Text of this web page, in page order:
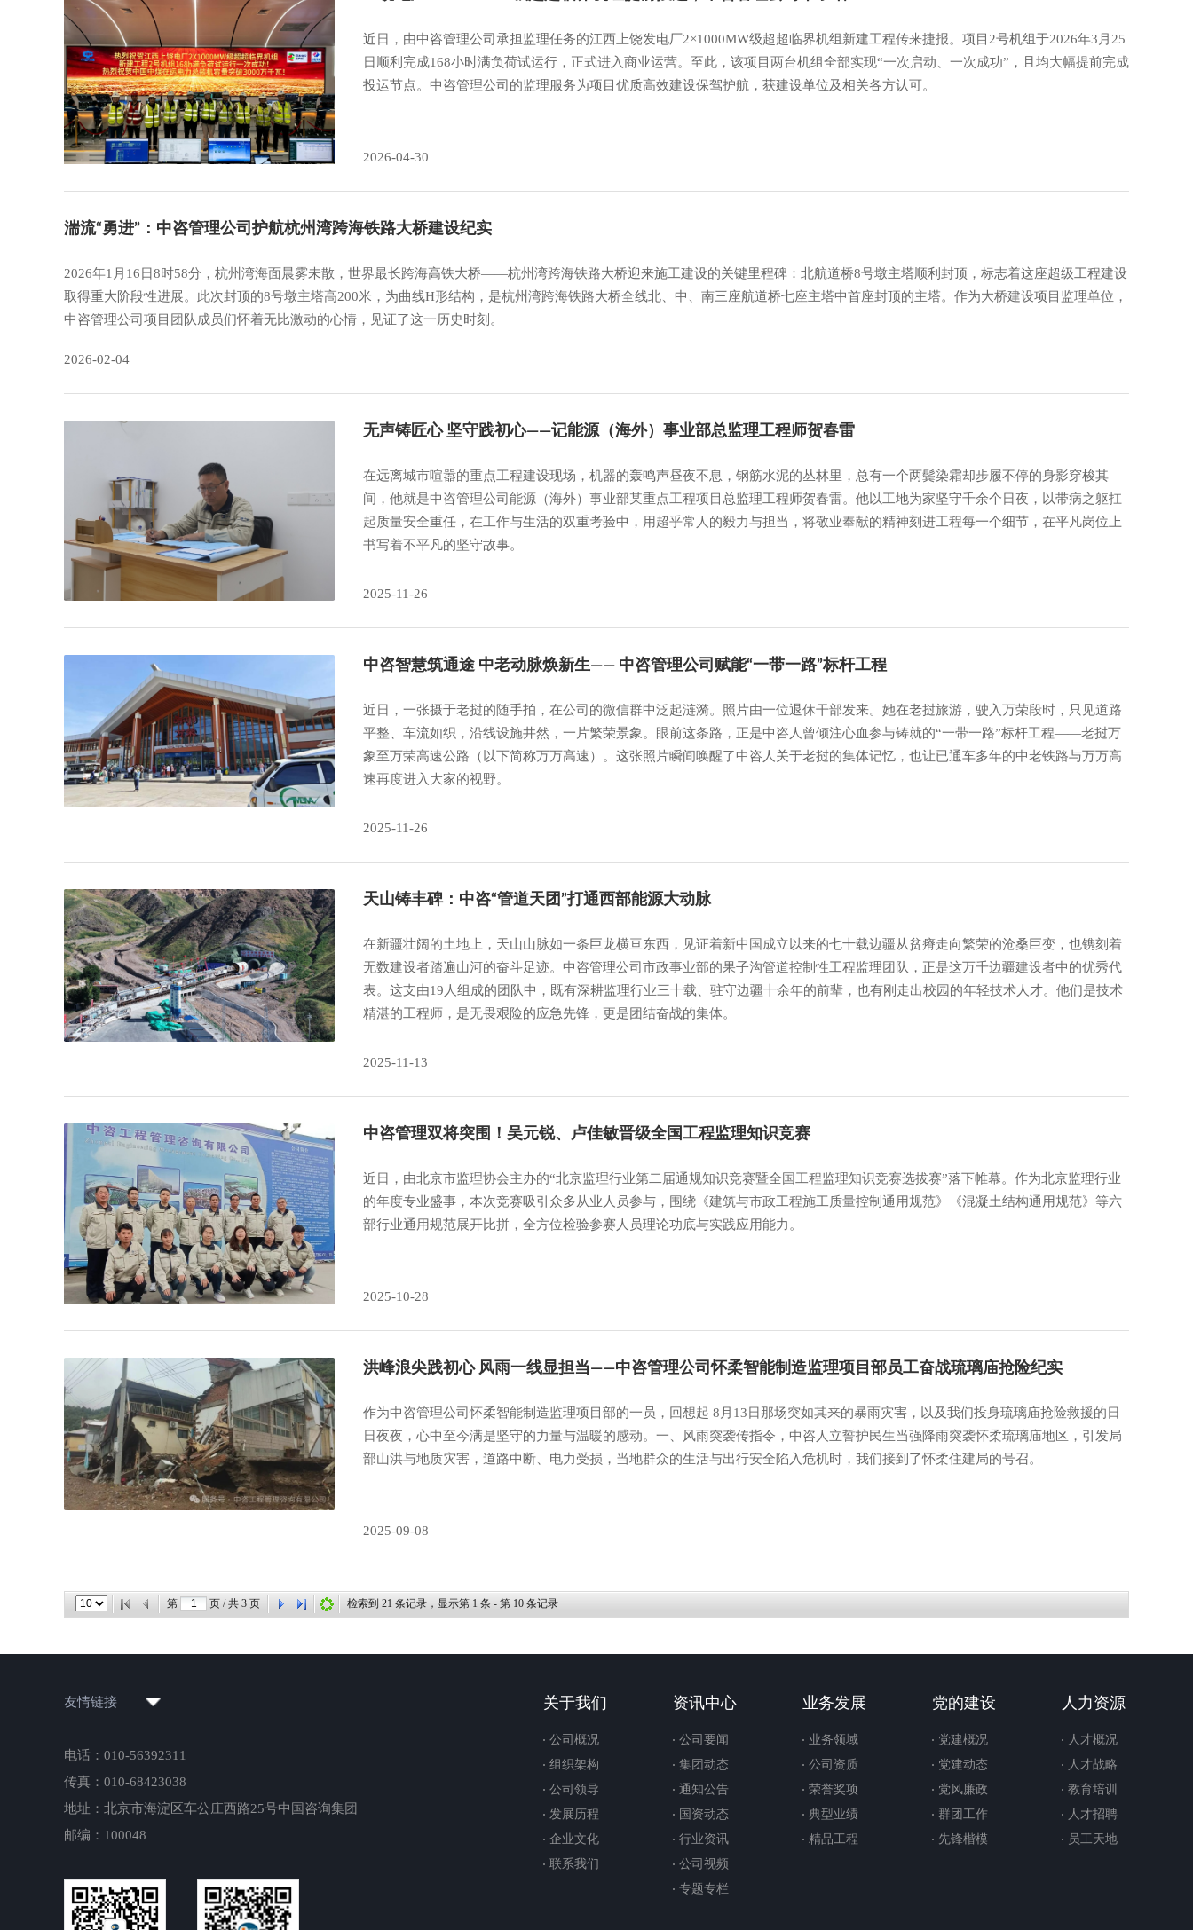
近日，由中咨管理公司承担监理任务的江西上饶发电厂2×1000MW级超超临界机组新建工程传来捷报。项目2号机组于2026年3月25
日顺利完成168小时满负荷试运行，正式进入商业运营。至此，该项目两台机组全部实现“一次启动、一次成功”，且均大幅提前完成
投运节点。中咨管理公司的监理服务为项目优质高效建设保驾护航，获建设单位及相关各方认可。
2026-04-30
湍流“勇进”：中咨管理公司护航杭州湾跨海铁路大桥建设纪实
2026年1月16日8时58分，杭州湾海面晨雾未散，世界最长跨海高铁大桥——杭州湾跨海铁路大桥迎来施工建设的关键里程碑：北航道桥8号墩主塔顺利封顶，标志着这座超级工程建设
取得重大阶段性进展。此次封顶的8号墩主塔高200米，为曲线H形结构，是杭州湾跨海铁路大桥全线北、中、南三座航道桥七座主塔中首座封顶的主塔。作为大桥建设项目监理单位，
中咨管理公司项目团队成员们怀着无比激动的心情，见证了这一历史时刻。
2026-02-04
无声铸匠心 坚守践初心——记能源（海外）事业部总监理工程师贺春雷
在远离城市喧嚣的重点工程建设现场，机器的轰鸣声昼夜不息，钢筋水泥的丛林里，总有一个两鬓染霜却步履不停的身影穿梭其
间，他就是中咨管理公司能源（海外）事业部某重点工程项目总监理工程师贺春雷。他以工地为家坚守千余个日夜，以带病之躯扛
起质量安全重任，在工作与生活的双重考验中，用超乎常人的毅力与担当，将敬业奉献的精神刻进工程每一个细节，在平凡岗位上
书写着不平凡的坚守故事。
2025-11-26
中咨智慧筑通途 中老动脉焕新生—— 中咨管理公司赋能“一带一路”标杆工程
近日，一张摄于老挝的随手拍，在公司的微信群中泛起涟漪。照片由一位退休干部发来。她在老挝旅游，驶入万荣段时，只见道路
平整、车流如织，沿线设施井然，一片繁荣景象。眼前这条路，正是中咨人曾倾注心血参与铸就的“一带一路”标杆工程——老挝万
象至万荣高速公路（以下简称万万高速）。这张照片瞬间唤醒了中咨人关于老挝的集体记忆，也让已通车多年的中老铁路与万万高
速再度进入大家的视野。
2025-11-26
天山铸丰碑：中咨“管道天团”打通西部能源大动脉
在新疆壮阔的土地上，天山山脉如一条巨龙横亘东西，见证着新中国成立以来的七十载边疆从贫瘠走向繁荣的沧桑巨变，也镌刻着
无数建设者踏遍山河的奋斗足迹。中咨管理公司市政事业部的果子沟管道控制性工程监理团队，正是这万千边疆建设者中的优秀代
表。这支由19人组成的团队中，既有深耕监理行业三十载、驻守边疆十余年的前辈，也有刚走出校园的年轻技术人才。他们是技术
精湛的工程师，是无畏艰险的应急先锋，更是团结奋战的集体。
2025-11-13
中咨管理双将突围！吴元锐、卢佳敏晋级全国工程监理知识竞赛
近日，由北京市监理协会主办的“北京监理行业第二届通规知识竞赛暨全国工程监理知识竞赛选拔赛”落下帷幕。作为北京监理行业
的年度专业盛事，本次竞赛吸引众多从业人员参与，围绕《建筑与市政工程施工质量控制通用规范》《混凝土结构通用规范》等六
部行业通用规范展开比拼，全方位检验参赛人员理论功底与实践应用能力。
2025-10-28
洪峰浪尖践初心 风雨一线显担当——中咨管理公司怀柔智能制造监理项目部员工奋战琉璃庙抢险纪实
作为中咨管理公司怀柔智能制造监理项目部的一员，回想起 8月13日那场突如其来的暴雨灾害，以及我们投身琉璃庙抢险救援的日
日夜夜，心中至今满是坚守的力量与温暖的感动。一、风雨突袭传指令，中咨人立誓护民生当强降雨突袭怀柔琉璃庙地区，引发局
部山洪与地质灾害，道路中断、电力受损，当地群众的生活与出行安全陷入危机时，我们接到了怀柔住建局的号召。
2025-09-08
第 页 / 共 3 页 检索到 21 条记录，显示第 1 条 - 第 10 条记录
友情链接
电话：010-56392311
传真：010-68423038
地址：北京市海淀区车公庄西路25号中国咨询集团
邮编：100048
关于我们
公司概况
组织架构
公司领导
发展历程
企业文化
联系我们
资讯中心
公司要闻
集团动态
通知公告
国资动态
行业资讯
公司视频
专题专栏
业务发展
业务领域
公司资质
荣誉奖项
典型业绩
精品工程
党的建设
党建概况
党建动态
党风廉政
群团工作
先锋楷模
人力资源
人才概况
人才战略
教育培训
人才招聘
员工天地